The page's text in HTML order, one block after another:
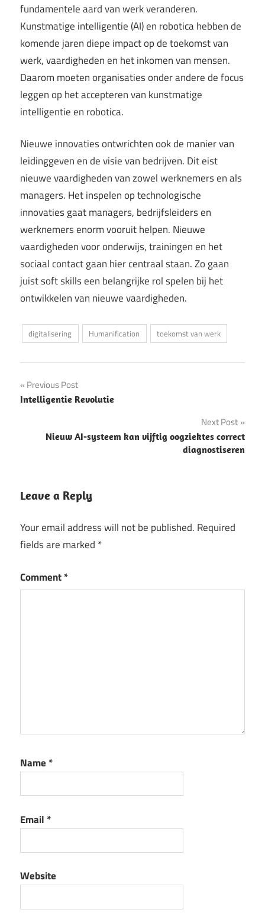
fundamentele aard van werk veranderen.
Kunstmatige intelligentie (AI) en robotica hebben de
komende jaren diepe impact op de toekomst van
werk, vaardigheden en het inkomen van mensen.
Daarom moeten organisaties onder andere de focus
leggen op het accepteren van kunstmatige
intelligentie en robotica.
Nieuwe innovaties ontwrichten ook de manier van
leidinggeven en de visie van bedrijven. Dit eist
nieuwe vaardigheden van zowel werknemers en als
managers. Het inspelen op technologische
innovaties gaat managers, bedrijfsleiders en
werknemers enorm vooruit helpen. Nieuwe
vaardigheden voor onderwijs, trainingen en het
sociaal contact gaan hier centraal staan. Zo gaan
juist soft skills een belangrijke rol spelen bij het
ontwikkelen van nieuwe vaardigheden.
digitalisering Humanification toekomst van werk
Post
navigation
Previous Post
Intelligentie Revolutie
Next Post
Nieuw AI-systeem kan vijftig oogziektes correct
diagnostiseren
Leave a Reply
Your email address will not be published. Required
fields are marked *
Comment*
Name *
Email *
Website